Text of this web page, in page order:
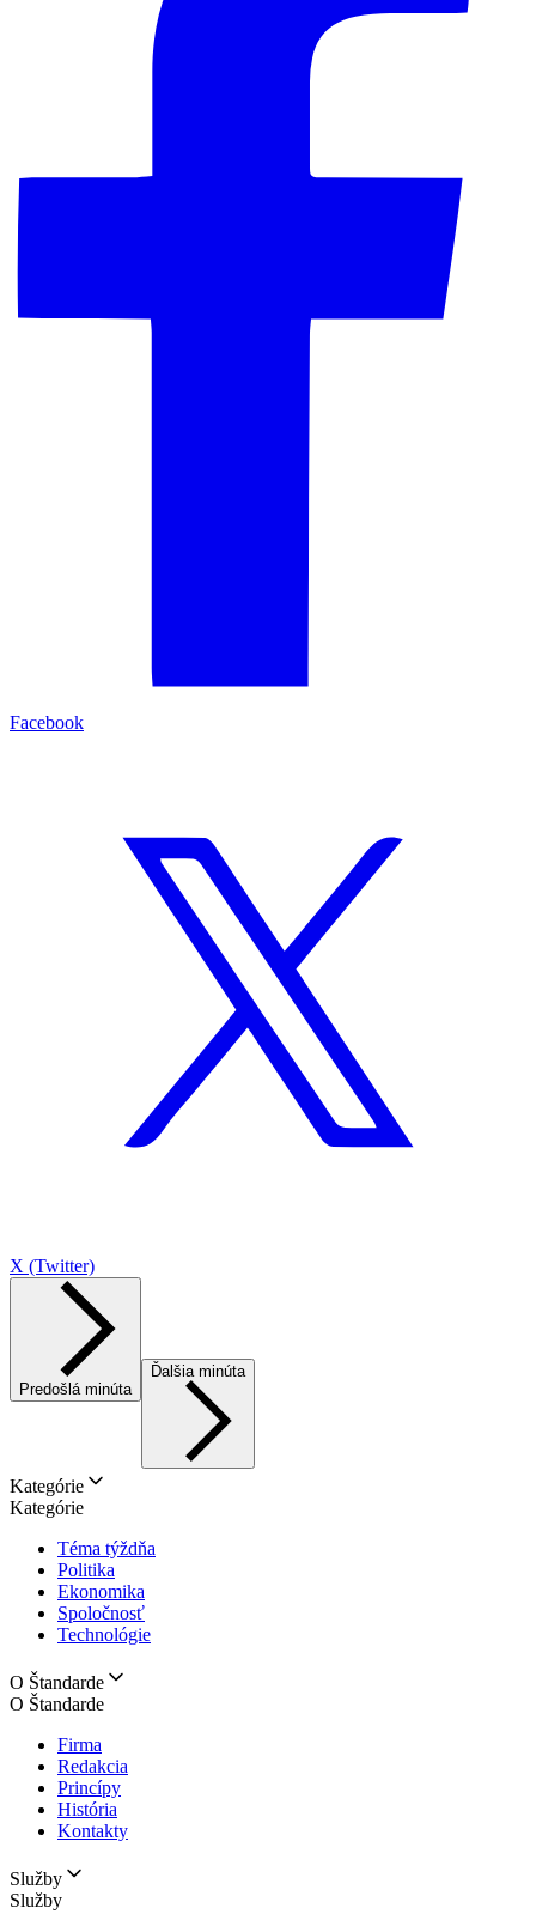
Facebook
X (Twitter)
Predošlá minúta
Ďalšia minúta
Kategórie
Kategórie
Téma týždňa
Politika
Ekonomika
Spoločnosť
Technológie
O Štandarde
O Štandarde
Firma
Redakcia
Princípy
História
Kontakty
Služby
Služby